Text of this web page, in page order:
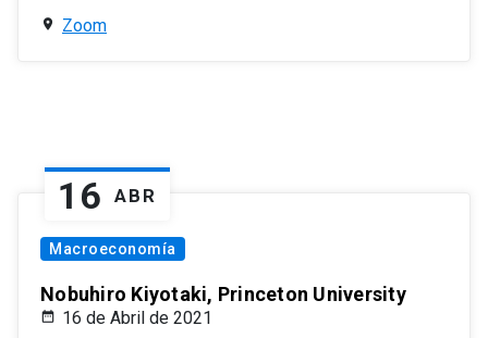
Zoom
16 ABR
Macroeconomía
Nobuhiro Kiyotaki, Princeton University
16 de Abril de 2021